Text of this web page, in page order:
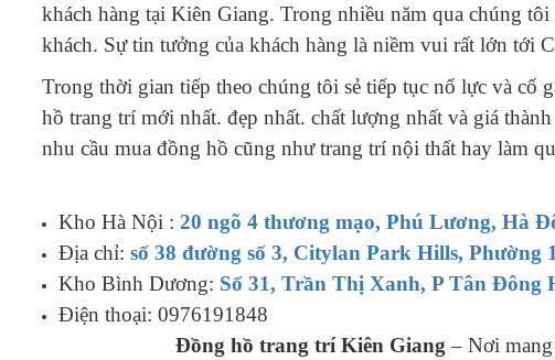
khách hàng tại Kiên Giang. Trong nhiều năm qua chúng
khách. Sự tin tưởng của khách hàng là niềm vui rất lớn tới
Trong thời gian tiếp theo chúng tôi sẻ tiếp tục nổ lực và cố
hồ trang trí mới nhất. đẹp nhất. chất lượng nhất và giá
nhu cầu mua đồng hồ cũng như trang trí nội thất hay làm
Kho Hà Nội : 20 ngõ 4 thương mạo, Phú Lương, Hà
Địa chỉ: số 38 đường số 3, Citylan Park Hills, Phường
Kho Bình Dương: Số 31, Trần Thị Xanh, P Tân Đông
Điện thoại: 0976191848
Đồng hồ trang trí Kiên Giang – Nơi